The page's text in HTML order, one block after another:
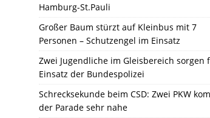
Hamburg-St.Pauli
Großer Baum stürzt auf Kleinbus mit 7
Personen – Schutzengel im Einsatz
Zwei Jugendliche im Gleisbereich sorgen
Einsatz der Bundespolizei
Schrecksekunde beim CSD: Zwei PKW
der Parade sehr nahe